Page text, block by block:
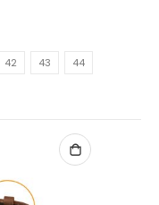
42 43
44